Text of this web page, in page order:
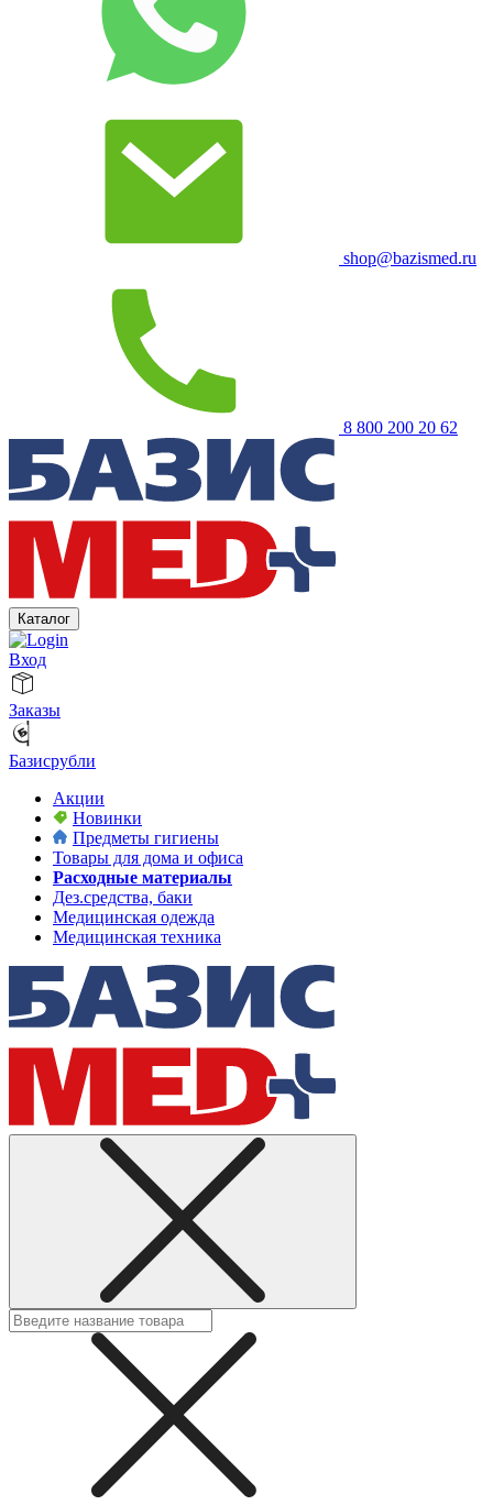
shop@bazismed.ru
8 800 200 20 62
Каталог
Вход
Заказы
Базисрубли
Акции
Новинки
Предметы гигиены
Товары для дома и офиса
Расходные материалы
Дез.средства, баки
Медицинская одежда
Медицинская техника